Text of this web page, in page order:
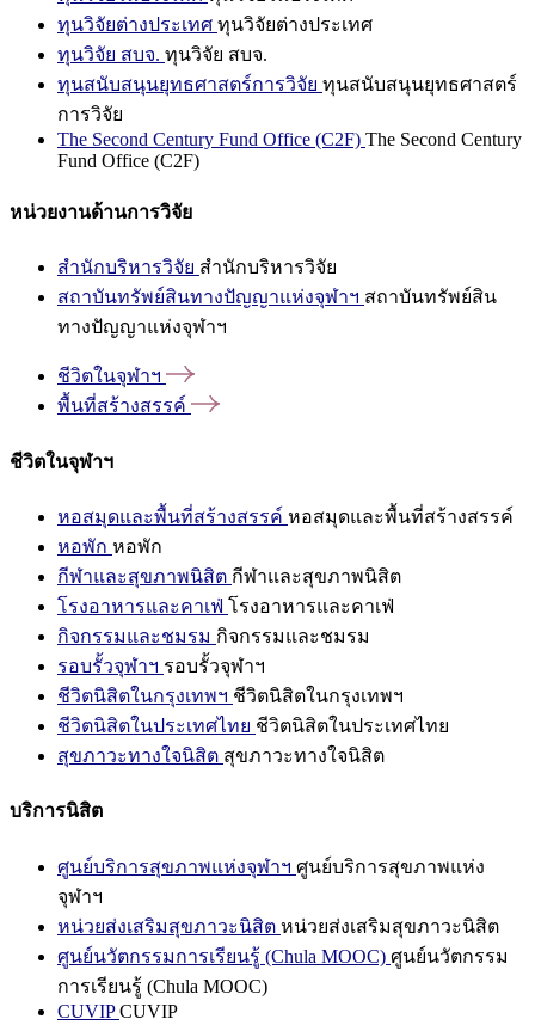
ทุนวิจัยต่างประเทศ ทุนวิจัยต่างประเทศ
ทุนวิจัย สบจ. ทุนวิจัย สบจ.
ทุนสนับสนุนยุทธศาสตร์การวิจัย ทุนสนับสนุนยุทธศาสตร์
การวิจัย
The Second Century Fund Office (C2F) The Second Century
Fund Office (C2F)
หน่วยงานด้านการวิจัย
สำนักบริหารวิจัย สำนักบริหารวิจัย
สถาบันทรัพย์สินทางปัญญาแห่งจุฬาฯ สถาบันทรัพย์สิน
ทางปัญญาแห่งจุฬาฯ
ชีวิตในจุฬาฯ
พื้นที่สร้างสรรค์
ชีวิตในจุฬาฯ
หอสมุดและพื้นที่สร้างสรรค์ หอสมุดและพื้นที่สร้างสรรค์
หอพัก หอพัก
กีฬาและสุขภาพนิสิต กีฬาและสุขภาพนิสิต
โรงอาหารและคาเฟ่ โรงอาหารและคาเฟ่
กิจกรรมและชมรม กิจกรรมและชมรม
รอบรั้วจุฬาฯ รอบรั้วจุฬาฯ
ชีวิตนิสิตในกรุงเทพฯ ชีวิตนิสิตในกรุงเทพฯ
ชีวิตนิสิตในประเทศไทย ชีวิตนิสิตในประเทศไทย
สุขภาวะทางใจนิสิต สุขภาวะทางใจนิสิต
บริการนิสิต
ศูนย์บริการสุขภาพแห่งจุฬาฯ ศูนย์บริการสุขภาพแห่ง
จุฬาฯ
หน่วยส่งเสริมสุขภาวะนิสิต หน่วยส่งเสริมสุขภาวะนิสิต
ศูนย์นวัตกรรมการเรียนรู้ (Chula MOOC) ศูนย์นวัตกรรม
การเรียนรู้ (Chula MOOC)
CUVIPCUVIP